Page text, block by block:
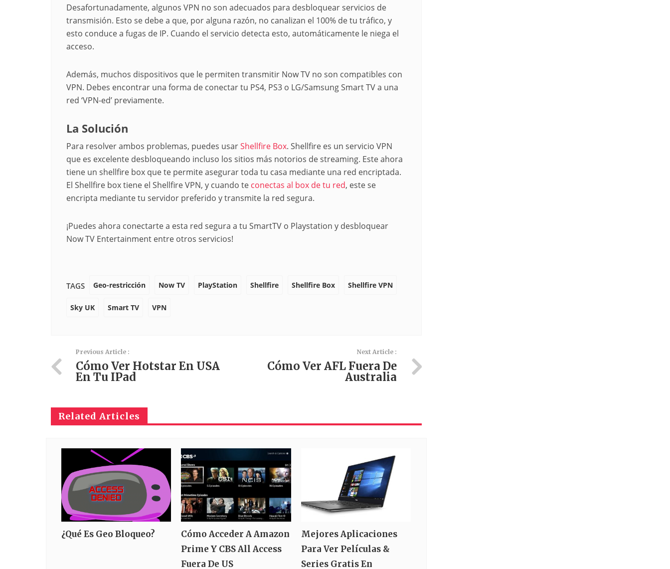
Desafortunadamente, algunos VPN no son adecuados para desbloquear servicios de
transmisión. Esto se debe a que, por alguna razón, no canalizan el 100% de tu tráfico, y
esto conduce a fugas de IP. Cuando el servicio detecta esto, automáticamente le niega el
acceso.
Además, muchos dispositivos que le permiten transmitir Now TV no son compatibles con
VPN. Debes encontrar una forma de conectar tu PS4, PS3 o LG/Samsung Smart TV a una
red ‘VPN-ed’ previamente.
La Solución
Para resolver ambos problemas, puedes usarShellfire Box. Shellfire es un servicio VPN
que es excelente desbloqueando incluso los sitios más notorios de streaming. Este ahora
tiene un shellfire box que te permite asegurar toda tu casa mediante una red encriptada.
El Shellfire box tiene el Shellfire VPN, y cuando te conectas al box de tu red, este se
encripta mediante tu servidor preferido y transmite la red segura.
¡Puedes ahora conectarte a esta red segura a tu SmartTV o Playstation y desbloquear
Now TV Entertainment entre otros servicios!
TAGS Geo-restricción Now TV PlayStation Shellfire Shellfire Box Shellfire VPN
Sky UK Smart TV VPN
Previous Article :
Cómo Ver Hotstar En USA
En Tu IPad
Next Article :
Cómo Ver AFL Fuera De
Australia
Related Articles
¿Qué Es Geo Bloqueo?
Cómo Acceder A Amazon
Prime Y CBS All Access
Fuera De US
Mejores Aplicaciones
Para Ver Películas &
Series Gratis En